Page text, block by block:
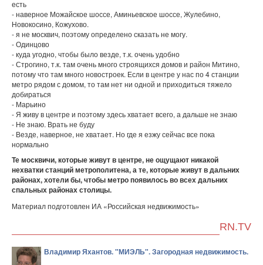
есть
- наверное Можайское шоссе, Аминьевское шоссе, Жулебино,
Новокосино, Кожухово.
- я не москвич, поэтому определено сказать не могу.
- Одинцово
- куда угодно, чтобы было везде, т.к. очень удобно
- Строгино, т.к. там очень много строящихся домов и район Митино,
потому что там много новостроек. Если в центре у нас по 4 станции
метро рядом с домом, то там нет ни одной и приходиться тяжело
добираться
- Марьино
- Я живу в центре и поэтому здесь хватает всего, а дальше не знаю
- Не знаю. Врать не буду
- Везде, наверное, не хватает. Но где я езжу сейчас все пока
нормально
Те москвичи, которые живут в центре, не ощущают никакой
нехватки станций метрополитена, а те, которые живут в дальних
районах, хотели бы, чтобы метро появилось во всех дальних
спальных районах столицы.
Материал подготовлен ИА «Российская недвижимость»
RN.TV
Владимир Яхантов. "МИЭЛЬ". Загородная недвижимость.